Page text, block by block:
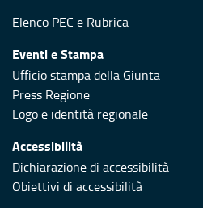
Elenco PEC e Rubrica
Eventi e Stampa
Ufficio stampa della Giunta
Press Regione
Logo e identità regionale
Accessibilità
Dichiarazione di accessibilità
Obiettivi di accessibilità